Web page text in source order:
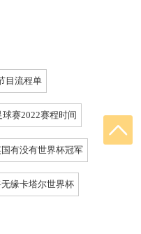
目流程单
球赛2022赛程时间
有没有世界杯冠军
缘卡塔尔世界杯